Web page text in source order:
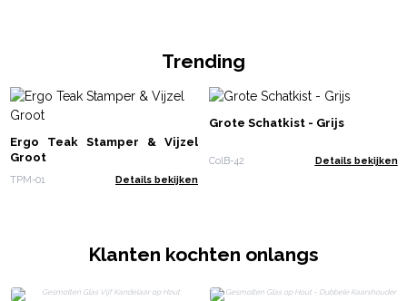
Trending
Ergo Teak Stamper & Vijzel
Groot
TPM-01 Details bekijken
Grote Schatkist - Grijs
ColB-42 Details bekijken
Klanten kochten onlangs